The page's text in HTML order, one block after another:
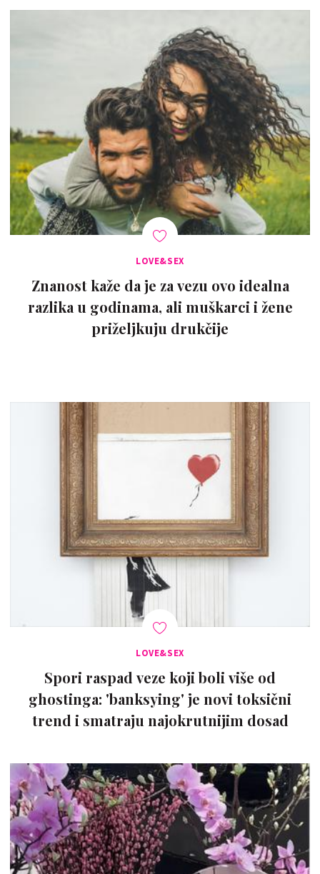
LOVE&SEX
Znanost kaže da je za vezu ovo idealna
razlika u godinama, ali muškarci i žene
priželjkuju drukčije
LOVE&SEX
Spori raspad veze koji boli više od
ghostinga: 'banksying' je novi toksični
trend i smatraju najokrutnijim dosad